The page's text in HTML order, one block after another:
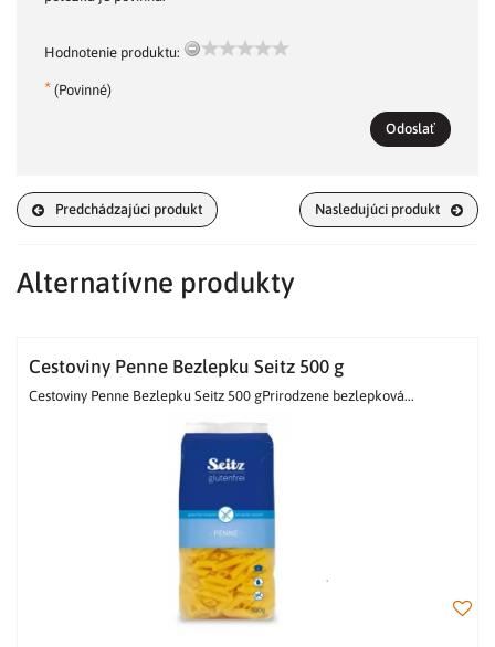
Hodnotenie produktu:
* (Povinné)
Odoslať
Predchádzajúci produkt Nasledujúci produkt
Alternatívne produkty
Cestoviny Penne Bezlepku Seitz 500 g
Cestoviny Penne Bezlepku Seitz 500 gPrirodzene bezlepková...